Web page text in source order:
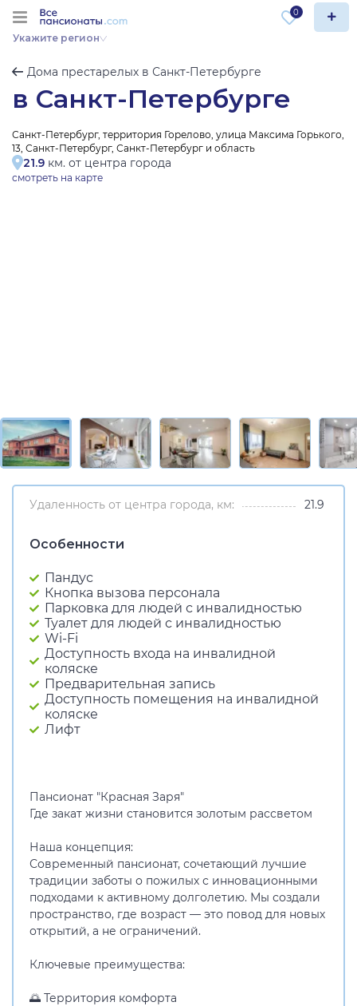
Укажите регион
0
Дома престарелых в Санкт-Петербурге
в Санкт-Петербурге
Санкт-Петербург, территория Горелово, улица Максима Горького,
13, Санкт-Петербург, Санкт-Петербург и область
21.9 км. от центра города
смотреть на карте
Удаленность от центра города, км: 21.9
Особенности
Пандус
Кнопка вызова персонала
Парковка для людей с инвалидностью
Туалет для людей с инвалидностью
Wi-Fi
Доступность входа на инвалидной
коляске
Предварительная запись
Доступность помещения на инвалидной
коляске
Лифт
Пансионат "Красная Заря"
Где закат жизни становится золотым рассветом
Наша концепция:
Современный пансионат, сочетающий лучшие
традиции заботы о пожилых с инновационными
подходами к активному долголетию. Мы создали
пространство, где возраст — это повод для новых
открытий, а не ограничений.
Ключевые преимущества:
🌅 Территория комфорта